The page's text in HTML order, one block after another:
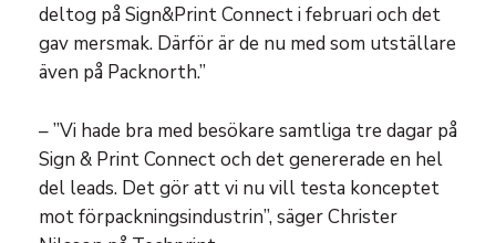
deltog på Sign&Print Connect i februari och det
gav mersmak. Därför är de nu med som utställare
även på Packnorth.”
– ”Vi hade bra med besökare samtliga tre dagar på
Sign & Print Connect och det genererade en hel
del leads. Det gör att vi nu vill testa konceptet
mot förpackningsindustrin”, säger Christer